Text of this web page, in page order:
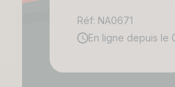
Réf: NA0671
En ligne depuis le